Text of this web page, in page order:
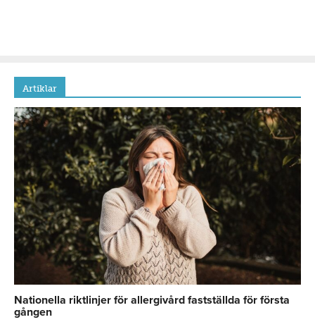
Artiklar
Nationella riktlinjer för allergivård fastställda för första
gången